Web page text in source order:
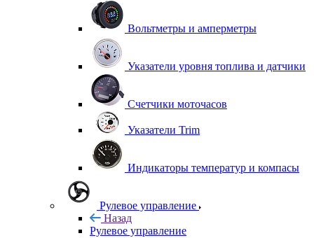
Вольтметры и амперметры
Указатели уровня топлива и датчики
Счетчики моточасов
Указатели Trim
Индикаторы температур и компасы
Рулевое управление
Назад
Рулевое управление